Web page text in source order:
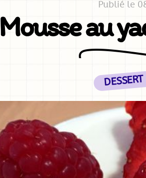
Publié le
Mousse au
DESSERT